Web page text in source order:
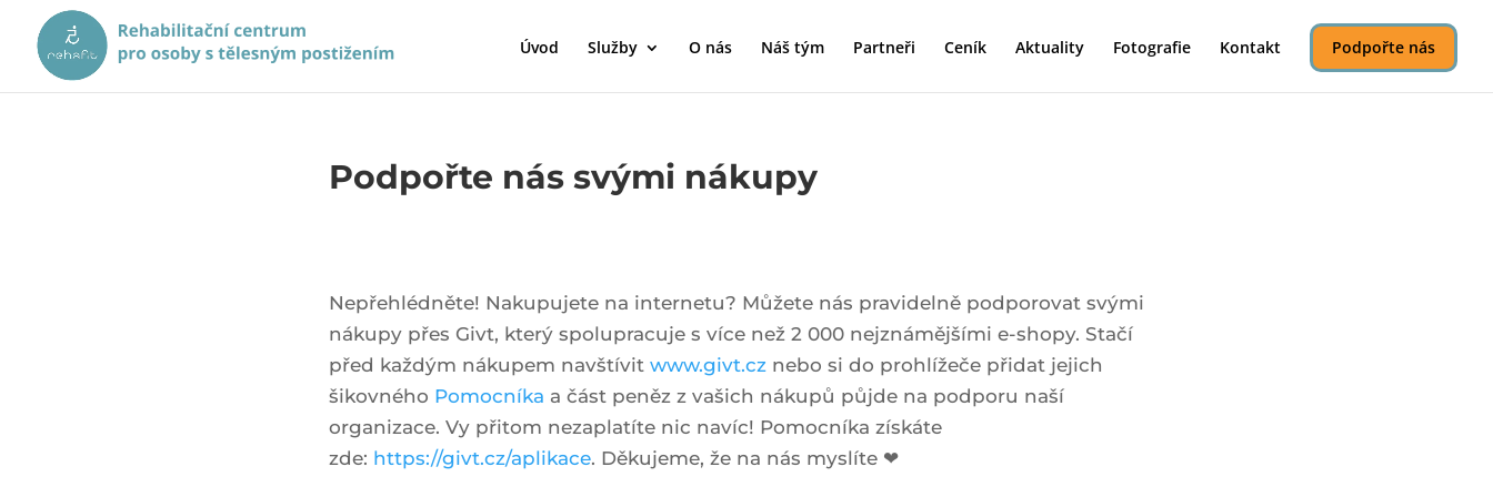
Úvod Služby O nás Náš tým Partneři Ceník Aktuality Fotografie Kontakt Podpořte nás
Podpořte nás svými nákupy
Nepřehlédněte! Nakupujete na internetu? Můžete nás pravidelně podporovat svými
nákupy přes Givt, který spolupracuje s více než 2 000 nejznámějšími e-shopy. Stačí
před každým nákupem navštívit www.givt.cznebo si do prohlížeče přidat jejich
šikovného Pomocníka a část peněz z vašich nákupů půjde na podporu naší
organizace. Vy přitom nezaplatíte nic navíc! Pomocníka získáte
zde: https://givt.cz/aplikace. Děkujeme, že na nás myslíte ❤